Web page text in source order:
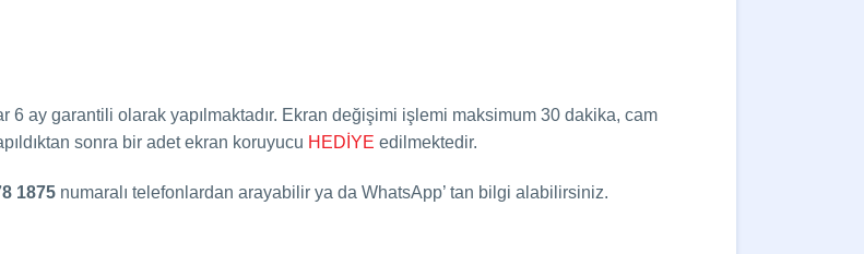
6 ay garantili olarak yapılmaktadır. Ekran değişimi işlemi maksimum 30 dakika, cam
sonra bir adet ekran koruyucu HEDİYE edilmektedir.
1875 numaralı telefonlardan arayabilir ya da WhatsApp’ tan bilgi alabilirsiniz.